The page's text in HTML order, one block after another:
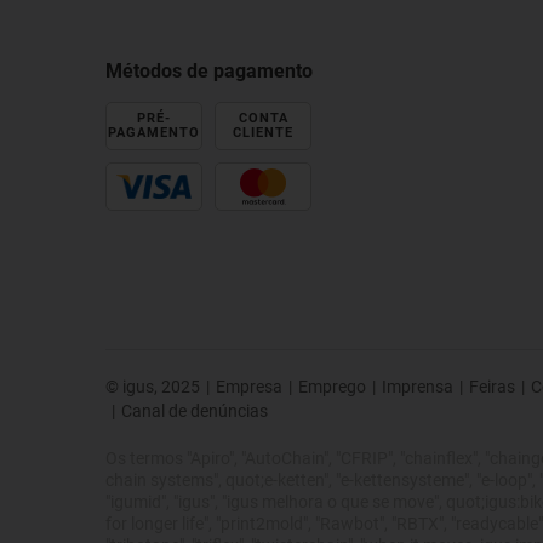
Métodos de pagamento
PRÉ-
PAGAMENTO
CONTA
CLIENTE
© igus, 2025 | Empresa | Emprego | Imprensa | Feiras |
| Canal de denúncias